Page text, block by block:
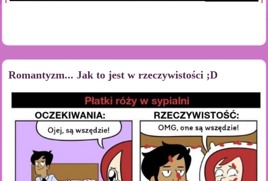
Romantyzm... Jak to jest w rzeczywistości ;D